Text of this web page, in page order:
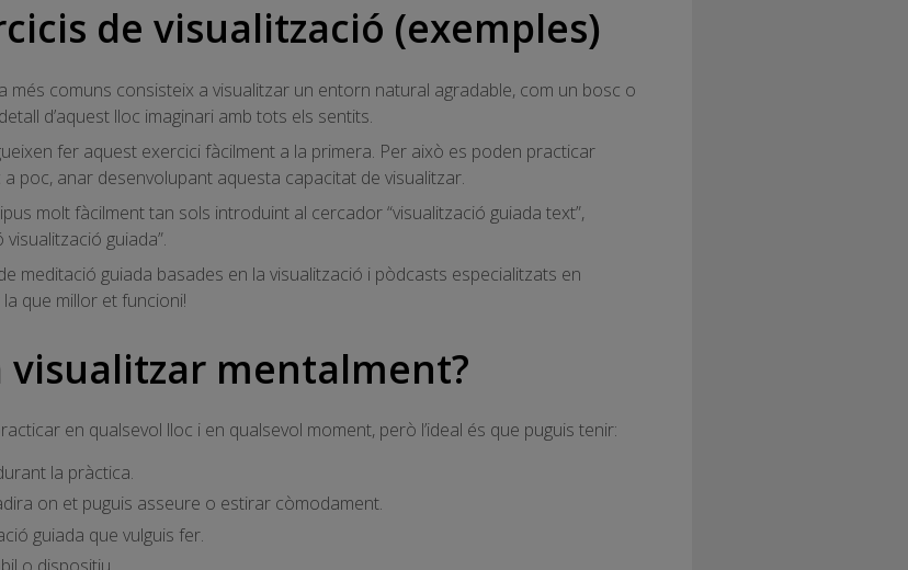
de visualització (exemples)
més comuns consisteix a visualitzar un entorn natural agradable, com un bosc o
d’aquest lloc imaginari amb tots els sentits.
fer aquest exercici fàcilment a la primera. Per això es poden practicar
poc, anar desenvolupant aquesta capacitat de visualitzar.
molt fàcilment tan sols introduint al cercador “visualització guiada text”,
guiada”.
meditació guiada basades en la visualització i pòdcasts especialitzats en
que millor et funcioni!
visualitzar mentalment?
en qualsevol lloc i en qualsevol moment, però l’ideal és que puguis tenir:
la pràctica.
on et puguis asseure o estirar còmodament.
guiada que vulguis fer.